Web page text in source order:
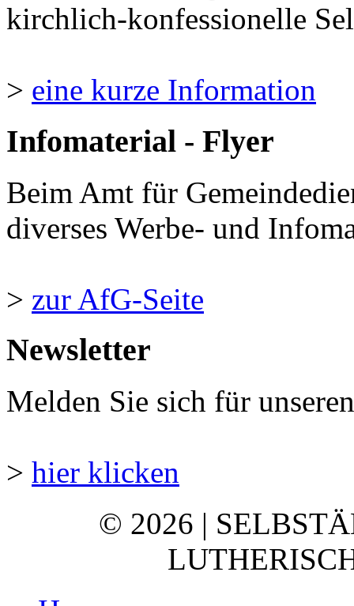
kirchlich-konfessionelle
> eine kurze Information
Infomaterial - Flyer
Beim Amt für
diverses Werbe- und
> zur AfG-Seite
Newsletter
Melden Sie sich für
> hier klicken
© 2026 |